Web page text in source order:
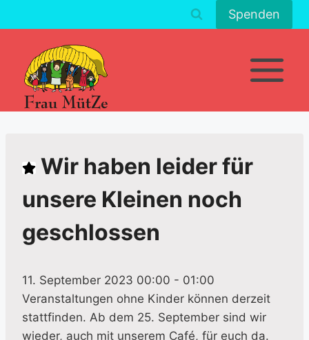
Inhalt
Spenden
Wir haben leider für
unsere Kleinen noch
geschlossen
11. September 2023 00:00 - 01:00
Veranstaltungen ohne Kinder können derzeit
stattfinden. Ab dem 25. September sind wir
wieder, auch mit unserem Café, für euch da.